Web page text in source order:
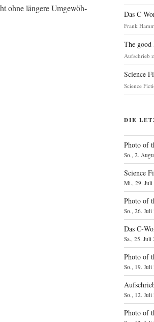
ohne län­ge­re Umge­wöh­
Das C-
Frank Hamm
The
Aufschrieb
Science
Science
DIE
Photo of
So., 2.
Science
Mi., 29. Juli
Photo of
So., 26. Juli
Das
Sa., 25. Juli
Photo of
So., 19. Juli
So., 12. Juli
Photo of